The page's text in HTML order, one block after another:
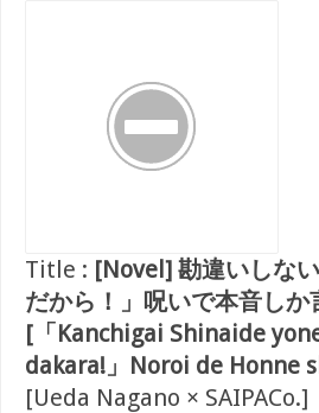
Title : [Novel] 勘違いしな
だから！」呪いで本音し
[「Kanchigai Shinaide
dakara!」Noroi de Honne
[Ueda Nagano ×